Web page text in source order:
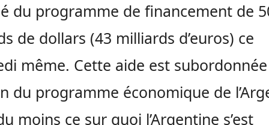
du programme de financement de
de dollars (43 milliards d’euros) ce
même. Cette aide est
du programme économique de
moins ce sur quoi l’Argentine s’est